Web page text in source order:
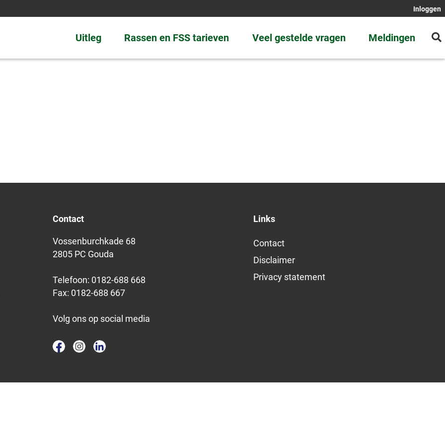
Inloggen
Uitleg Rassen en FSS tarieven Veel gestelde vragen Meldingen
Contact
Vossenburchkade 68
2805 PC Gouda
Telefoon: 0182-688 668
Fax: 0182-688 667
Volg ons op social media
Links
Contact
Disclaimer
Privacy statement